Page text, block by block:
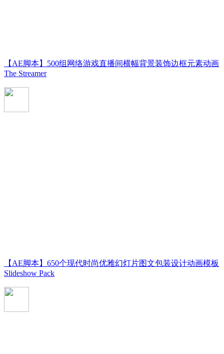
【AE脚本】500组网络游戏直播间横幅背景装饰边框元素动画
The Streamer
【AE脚本】650个现代时尚优雅幻灯片图文包装设计动画模板
Slideshow Pack